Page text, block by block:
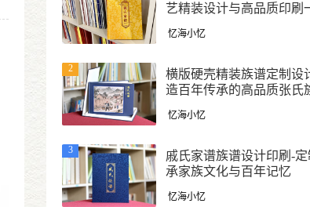
艺精装设计与高品质印刷
忆海小忆
2
横版硬壳精装族谱定制设
造百年传承的高品质张氏
忆海小忆
3
戚氏家谱族谱设计印刷-
承家族文化与百年记忆
忆海小忆